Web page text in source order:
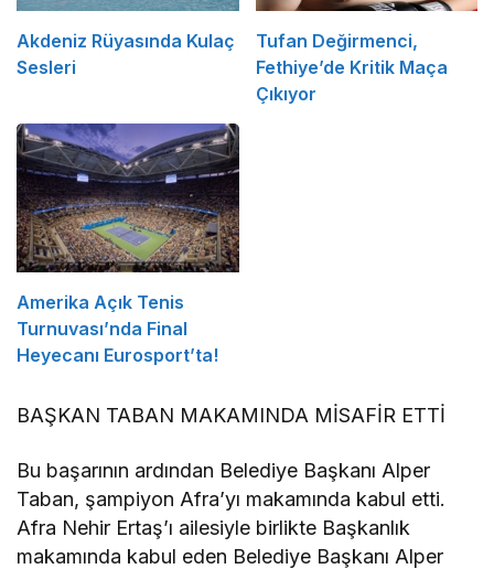
Akdeniz Rüyasında Kulaç
Sesleri
Tufan Değirmenci,
Fethiye’de Kritik Maça
Çıkıyor
Amerika Açık Tenis
Turnuvası’nda Final
Heyecanı Eurosport’ta!
BAŞKAN TABAN MAKAMINDA MİSAFİR ETTİ
Bu başarının ardından Belediye Başkanı Alper
Taban, şampiyon Afra’yı makamında kabul etti.
Afra Nehir Ertaş’ı ailesiyle birlikte Başkanlık
makamında kabul eden Belediye Başkanı Alper